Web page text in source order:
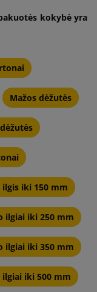
kokybė yra
Mažos dėžutės
iki 150 mm
ilgiai iki 250 mm
ilgiai iki 350 mm
ilgiai iki 500 mm